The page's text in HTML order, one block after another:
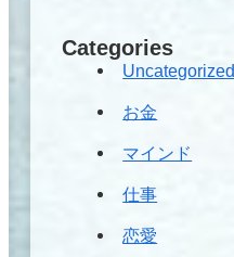
Categories
Uncategorized
お金
マインド
仕事
恋愛